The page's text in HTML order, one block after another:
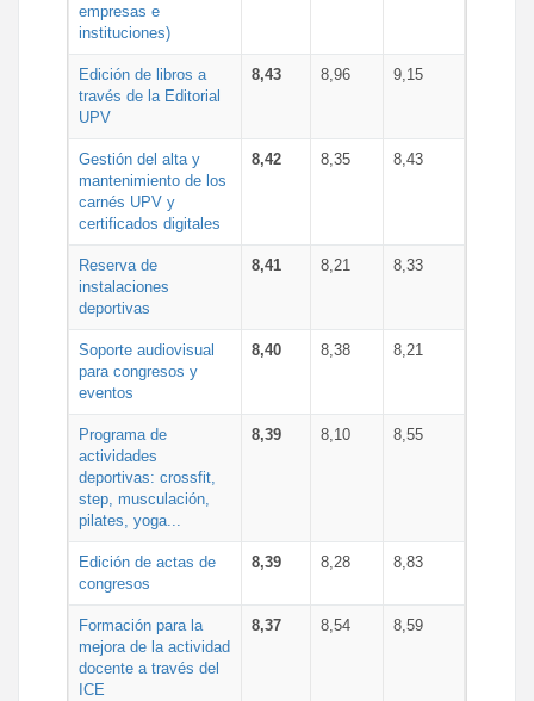
empresas e
instituciones)
Edición de libros a
través de la Editorial
UPV
8,43 8,96 9,15
Gestión del alta y
mantenimiento de los
carnés UPV y
certificados digitales
8,42 8,35 8,43
Reserva de
instalaciones
deportivas
8,41 8,21 8,33
Soporte audiovisual
para congresos y
eventos
8,40 8,38 8,21
Programa de
actividades
deportivas: crossfit,
step, musculación,
pilates, yoga...
8,39 8,10 8,55
Edición de actas de
congresos
8,39 8,28 8,83
Formación para la
mejora de la actividad
docente a través del
ICE
8,37 8,54 8,59